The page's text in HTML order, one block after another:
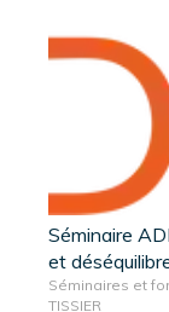
Séminaire
et
Séminaires et
TISSIER